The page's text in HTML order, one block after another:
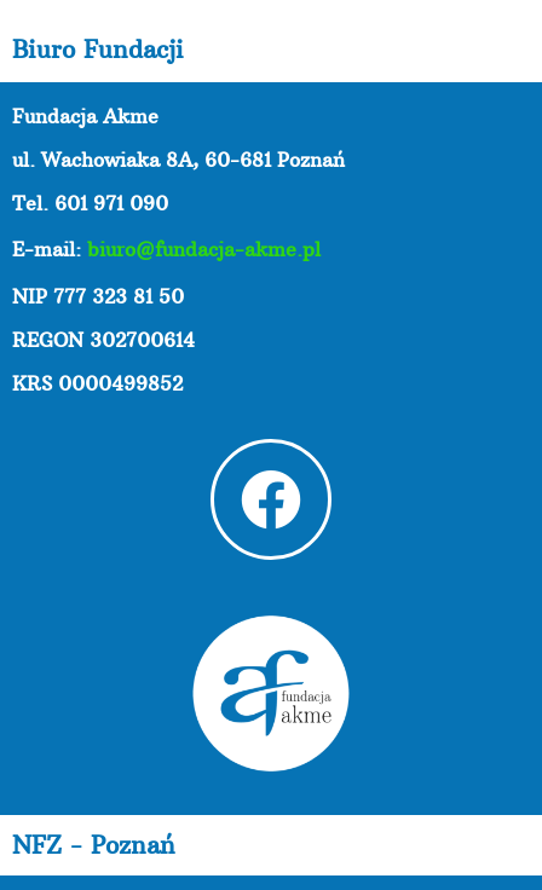
Biuro Fundacji
Fundacja Akme
ul. Wachowiaka 8A, 60-681 Poznań
Tel. 601 971 090
E-mail: biuro@fundacja-akme.pl
NIP 777 323 81 50
REGON 302700614
KRS 0000499852
NFZ - Poznań